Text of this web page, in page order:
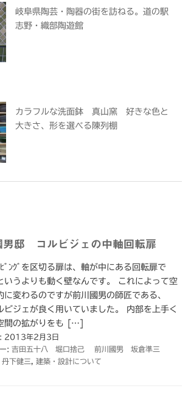
岐阜県陶芸・陶器の街を訪ねる。道の駅
志野・織部陶遊館
カラフルな洗面鉢 真山窯 好きな色と
大きさ、形を選べる陳列棚
男邸 コルビジェの中軸回転扉
ﾞﾝｸﾞを区切る扉は、軸が中にある回転扉で
いうよりも動く壁なんです。 これによって空
に変わるのですが前川國男の師匠である、
ビジェが良く用いていました。 内部を上手く
間の拡がりをも […]
: 2013年2月3日
: 吉田五十八 堀口捨己 前川國男 坂倉準三
下健三
建築・設計について